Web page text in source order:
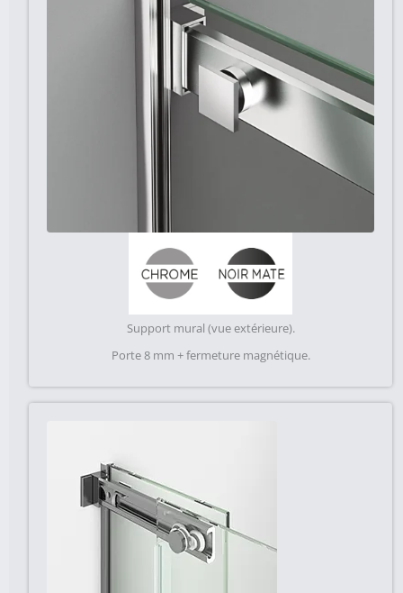
Support mural (vue extérieure).
Porte 8 mm + fermeture magnétique.